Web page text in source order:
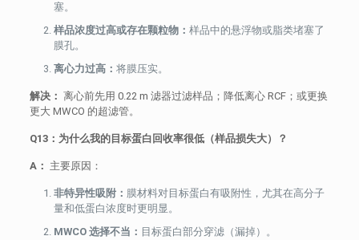
塞。
样品浓度过高或存在颗粒物： 样品中的悬浮物或脂类堵塞了
膜孔。
离心力过高： 将膜压实。
解决： 离心前先用 0.22 m 滤器过滤样品；降低离心 RCF；或更换
更大 MWCO 的超滤管。
Q13：为什么我的目标蛋白回收率很低（样品损失大）？
A： 主要原因：
非特异性吸附： 膜材料对目标蛋白有吸附性，尤其在高分子
量和低蛋白浓度时更明显。
MWCO 选择不当： 目标蛋白部分穿滤（漏掉）。